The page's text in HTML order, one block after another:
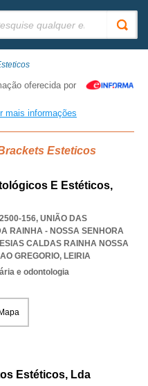
oferecida por
mais informações
Esteticos
E Estéticos,
156, UNIÃO DAS
RAINHA - NOSSA SENHORA
CALDAS RAINHA NOSSA
GREGORIO, LEIRIA
e odontologia
Estéticos, Lda